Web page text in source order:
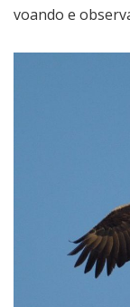
voando e